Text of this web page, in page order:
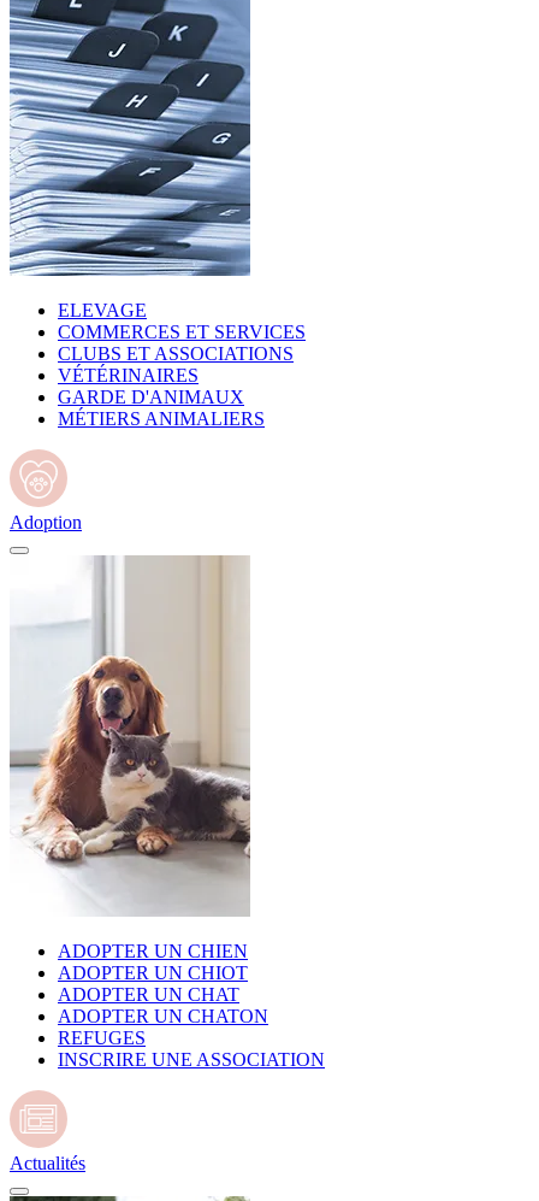
ELEVAGE
COMMERCES ET SERVICES
CLUBS ET ASSOCIATIONS
VÉTÉRINAIRES
GARDE D'ANIMAUX
MÉTIERS ANIMALIERS
Adoption
ADOPTER UN CHIEN
ADOPTER UN CHIOT
ADOPTER UN CHAT
ADOPTER UN CHATON
REFUGES
INSCRIRE UNE ASSOCIATION
Actualités